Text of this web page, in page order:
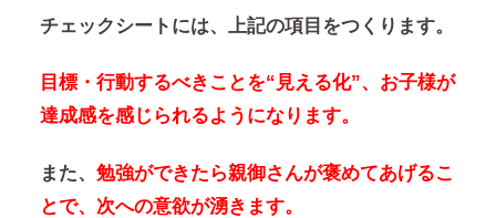
チェックシートには、上記の項目をつくります。
目標・行動するべきことを“見える化”、お子様が
達成感を感じられるようになります。
また、 勉強ができたら親御さんが褒めてあげるこ
とで、次への意欲が湧きます。